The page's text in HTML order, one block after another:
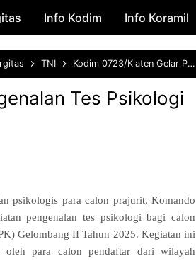
Skip to main content
Info Kodim Info Koramil
TNI Kodim 0723/Klaten Gelar Pengenalan Tes Psikologi Bagi Calon Prajurit TNI AD
Tes Psikologi
psikologis para calon prajurit, Komando
pengenalan tes psikologi bagi calon
Gelombang II Tahun 2025. Kegiatan ini
para calon pendaftar dari wilayah